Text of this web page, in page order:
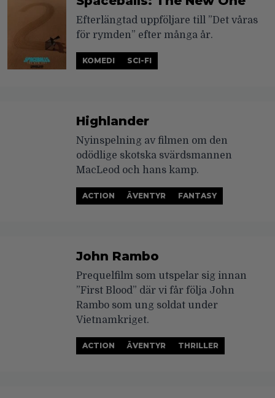
Efterlängtad uppföljare till ”Det våras
för rymden” efter många år.
KOMEDI SCI-FI
Highlander
Nyinspelning av filmen om den
odödlige skotska svärdsmannen
MacLeod och hans kamp.
ACTION ÄVENTYR FANTASY
John Rambo
Prequelfilm som utspelar sig innan
”First Blood” där vi får följa John
Rambo som ung soldat under
Vietnamkriget.
ACTION ÄVENTYR THRILLER